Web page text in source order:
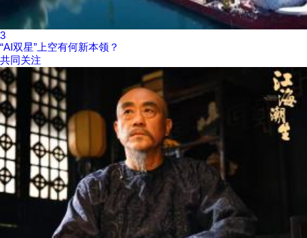
3
“AI双星”上空有何新本领？
共同关注